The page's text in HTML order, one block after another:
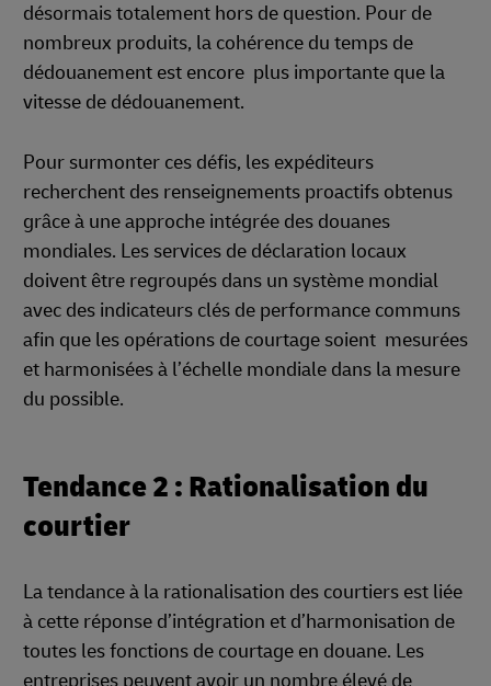
désormais totalement hors de question. Pour de
nombreux produits, la cohérence du temps de
dédouanement est encore plus importante que la
vitesse de dédouanement.
Pour surmonter ces défis, les expéditeurs
recherchent des renseignements proactifs obtenus
grâce à une approche intégrée des douanes
mondiales. Les services de déclaration locaux
doivent être regroupés dans un système mondial
avec des indicateurs clés de performance communs
afin que les opérations de courtage soient mesurées
et harmonisées à l’échelle mondiale dans la mesure
du possible.
Tendance 2 : Rationalisation du
courtier
La tendance à la rationalisation des courtiers est liée
à cette réponse d’intégration et d’harmonisation de
toutes les fonctions de courtage en douane. Les